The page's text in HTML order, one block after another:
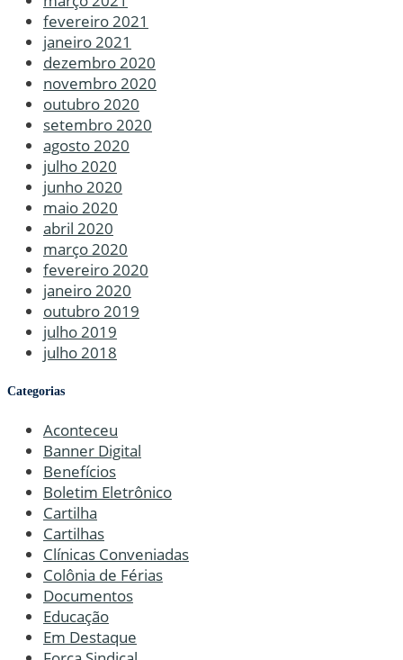
fevereiro 2021
janeiro 2021
dezembro 2020
novembro 2020
outubro 2020
setembro 2020
agosto 2020
julho 2020
junho 2020
maio 2020
abril 2020
março 2020
fevereiro 2020
janeiro 2020
outubro 2019
julho 2019
julho 2018
Categorias
Aconteceu
Banner Digital
Benefícios
Boletim Eletrônico
Cartilha
Cartilhas
Clínicas Conveniadas
Colônia de Férias
Documentos
Educação
Em Destaque